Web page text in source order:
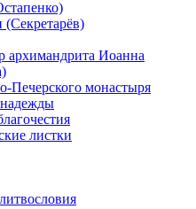
архимандрита Иоанна
Печерского монастыря
надежды
листки